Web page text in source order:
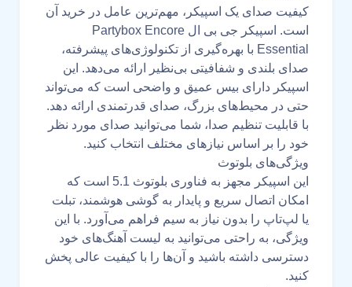
کیفیت صدای یک اسپیکر، مهم‌ترین عامل در خرید آن
است. اسپیکر جی بی ال Partybox Encore
Essential با بهره‌گیری از تکنولوژی‌های پیشرفته،
صدای بلندی و شفافیتی بی‌نظیر ارائه می‌دهد. این
اسپیکر دارای بیس عمیق و واضحی است که می‌تواند
حتی در محیط‌های بزرگ، صدای قدرتمندی ارائه دهد.
با قابلیت تنظیم صدا، شما می‌توانید صدای مورد نظر
خود را بر اساس نیازهای مختلف انتخاب کنید.
ویژگی‌های بلوتوث
این اسپیکر مجهز به فناوری بلوتوث 5.1 است که
امکان اتصال سریع و پایدار به گوشی هوشمند، تبلت
یا لپ‌تاپ را بدون نیاز به سیم فراهم می‌آورد. با این
ویژگی، به راحتی می‌توانید به لیست آهنگ‌های خود
دسترسی داشته باشید و آن‌ها را با کیفیت عالی پخش
کنید.